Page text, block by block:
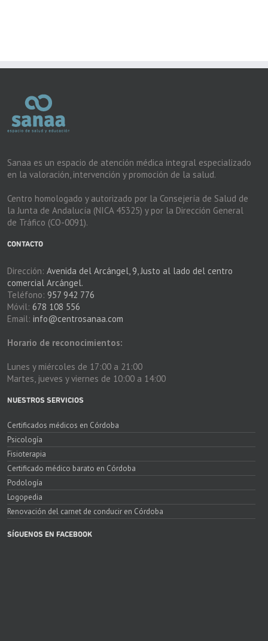
Sanaa es un espacio de atención médica integral especializado
en la valoración, intervención y promoción de la salud.
Centro homologado y autorizado por la Consejería de Salud de
la Junta de Andalucía (NICA 45325) y por la Dirección General
de Tráfico (CO-0091).
CONTACTO
Dirección: Avenida del Arcángel, 9, Justo al lado del centro
comercial Arcángel.
Teléfono: 957 942 776
Móvil: 678 108 556
Email: info@centrosanaa.com
Horario de reconocimientos:
Lunes y miércoles de 17:00 a 21:00
Martes, jueves y viernes de 10:00 a 14:00
NUESTROS SERVICIOS
Certificados médicos en Córdoba
Psicología
Fisioterapia
Certificado médico barato en Córdoba
Podología
Logopedia
Renovación del carnet de conducir en Córdoba
SÍGUENOS EN FACEBOOK